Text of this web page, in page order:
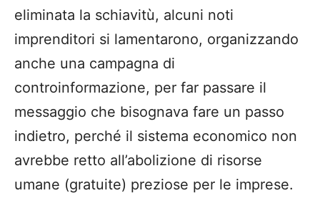
eliminata la schiavitù, alcuni noti
imprenditori si lamentarono, organizzando
anche una campagna di
controinformazione, per far passare il
messaggio che bisognava fare un passo
indietro, perché il sistema economico non
avrebbe retto all’abolizione di risorse
umane (gratuite) preziose per le imprese.